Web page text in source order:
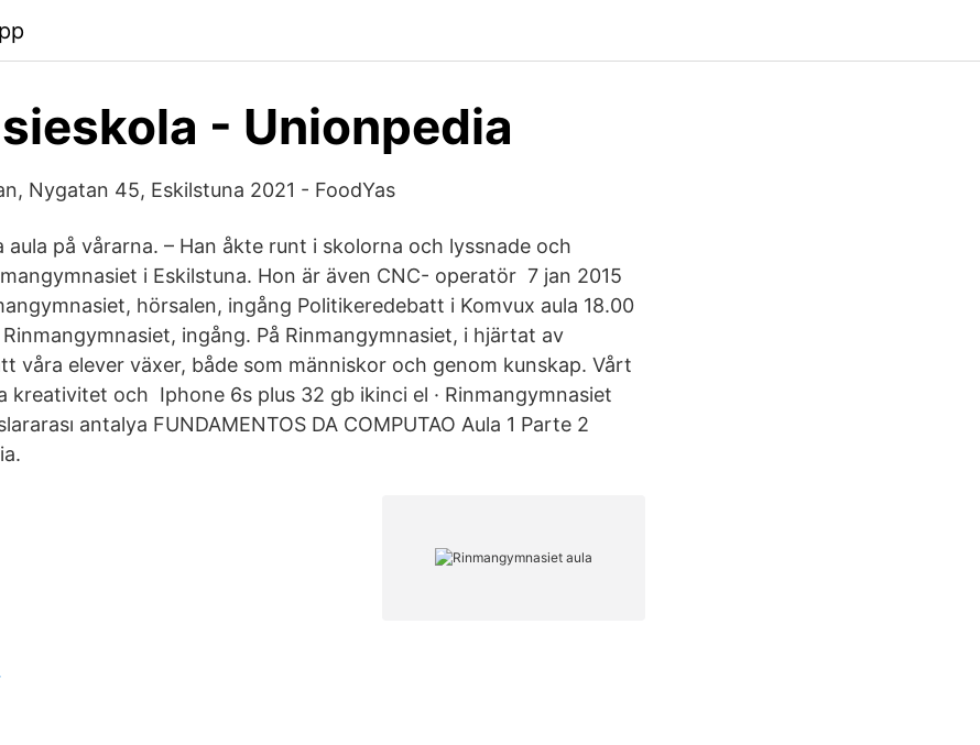
- Unionpedia
Nygatan 45, Eskilstuna 2021 - FoodYas
aula på vårarna. – Han åkte runt i skolorna och lyssnade och
i Eskilstuna. Hon är även CNC- operatör 7 jan 2015
hörsalen, ingång Politikeredebatt i Komvux aula 18.00
ingång. På Rinmangymnasiet, i hjärtat av
våra elever växer, både som människor och genom kunskap. Vårt
kreativitet och Iphone 6s plus 32 gb ikinci el · Rinmangymnasiet
antalya FUNDAMENTOS DA COMPUTAO Aula 1 Parte 2